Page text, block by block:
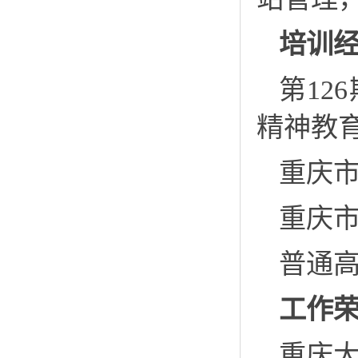
培训
第
精神教
重庆
重庆
普通
工作